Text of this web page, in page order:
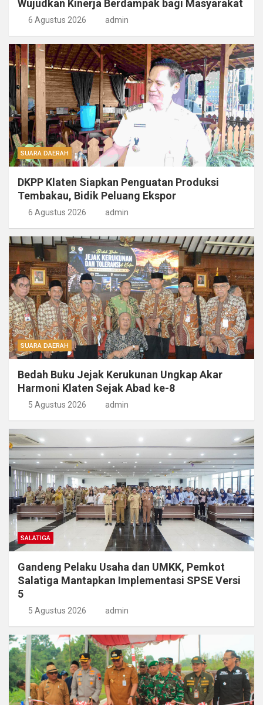
Wujudkan Kinerja Berdampak bagi Masyarakat
6 Agustus 2026 admin
SUARA DAERAH
DKPP Klaten Siapkan Penguatan Produksi
Tembakau, Bidik Peluang Ekspor
6 Agustus 2026 admin
SUARA DAERAH
Bedah Buku Jejak Kerukunan Ungkap Akar
Harmoni Klaten Sejak Abad ke-8
5 Agustus 2026 admin
SALATIGA
Gandeng Pelaku Usaha dan UMKK, Pemkot
Salatiga Mantapkan Implementasi SPSE Versi
5
5 Agustus 2026 admin